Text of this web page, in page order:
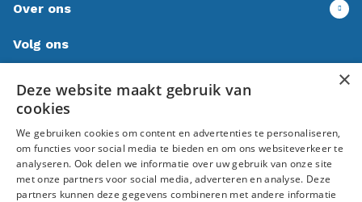
Over ons
Volg ons
Algemene voorwaarden Disclaimer Privacy
© Uitzendbureau Salland 2026
×
Deze website maakt gebruik van
cookies
We gebruiken cookies om content en advertenties te personaliseren,
om functies voor social media te bieden en om ons websiteverkeer te
analyseren. Ook delen we informatie over uw gebruik van onze site
met onze partners voor social media, adverteren en analyse. Deze
partners kunnen deze gegevens combineren met andere informatie